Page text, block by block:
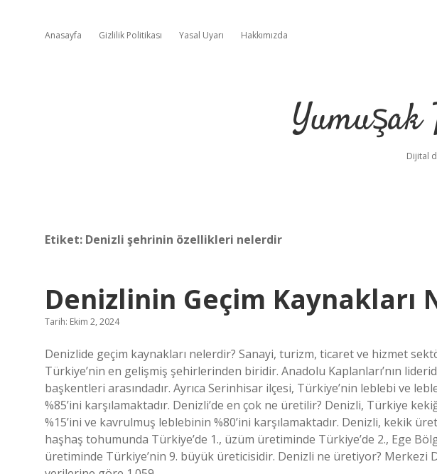
Anasayfa Gizlilik Politikası Yasal Uyarı Hakkımızda
Yumuşak
Dijital
Etiket: Denizli şehrinin özellikleri nelerdir
Denizlinin Geçim Kaynakları
Tarih: Ekim 2, 2024
Denizlide geçim kaynakları nelerdir? Sanayi, turizm, ticaret ve hizmet
Türkiye’nin en gelişmiş şehirlerinden biridir. Anadolu Kaplanları’nın
başkentleri arasındadır. Ayrıca Serinhisar ilçesi, Türkiye’nin leblebi ve
%85’ini karşılamaktadır. Denizli’de en çok ne üretilir? Denizli, Türkiye
%15’ini ve kavrulmuş leblebinin %80’ini karşılamaktadır. Denizli, kekik
haşhaş tohumunda Türkiye’de 1., üzüm üretiminde Türkiye’de 2., Ege
üretiminde Türkiye’nin 9. büyük üreticisidir. Denizli ne üretiyor? Merkezi